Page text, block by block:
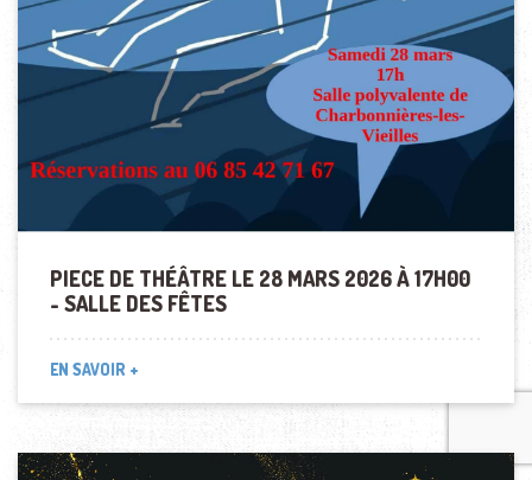
PIECE DE THÉÂTRE LE 28 MARS 2026 À 17H00
- SALLE DES FÊTES
EN SAVOIR +